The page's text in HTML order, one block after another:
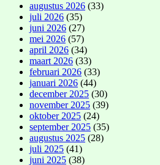
augustus 2026 (33)
juli 2026 (35)
juni 2026 (27)
mei 2026 (57)
april 2026 (34)
maart 2026 (33)
februari 2026 (33)
januari 2026 (44)
december 2025 (30)
november 2025 (39)
oktober 2025 (24)
september 2025 (35)
augustus 2025 (28)
juli 2025 (41)
juni 2025 (38)